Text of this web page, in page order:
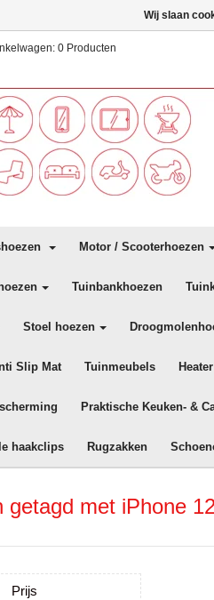
0 Producten
Motor / Scooterhoezen
Tuinbankhoezen
Stoel hoezen
Slip Mat Tuinmeubels
Praktische Keuken- &
haakclips Rugzakken
getagd met iPhone
Prijs
Wij slaan